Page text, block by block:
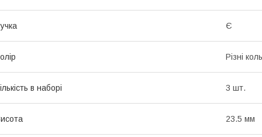
Є
Різні
в наборі 3 шт.
23.5 мм